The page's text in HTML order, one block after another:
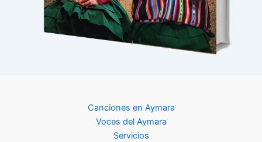
Canciones en Aymara
Voces del Aymara
Servicios